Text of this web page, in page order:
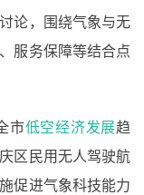
论，围绕气象与无
服务保障等结合点
市低空经济发展趋
区民用无人驾驶航
促进气象科技能力